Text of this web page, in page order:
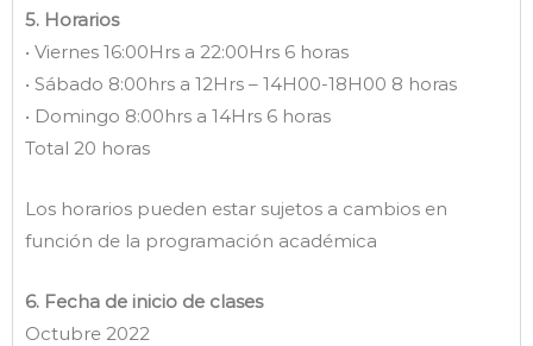
5. Horarios
• Viernes 16:00Hrs a 22:00Hrs 6 horas
• Sábado 8:00hrs a 12Hrs – 14H00-18H00 8 horas
• Domingo 8:00hrs a 14Hrs 6 horas
Total 20 horas
Los horarios pueden estar sujetos a cambios en
función de la programación académica
6. Fecha de inicio de clases
Octubre 2022